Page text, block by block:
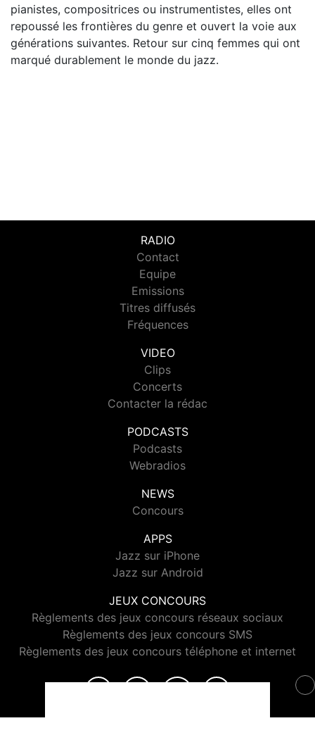
pianistes, compositrices ou instrumentistes, elles ont
repoussé les frontières du genre et ouvert la voie aux
générations suivantes. Retour sur cinq femmes qui ont
marqué durablement le monde du jazz.
RADIO
Contact
Equipe
Emissions
Titres diffusés
Fréquences
VIDEO
Clips
Concerts
Contacter la rédac
PODCASTS
Podcasts
Webradios
NEWS
Concours
APPS
Jazz sur iPhone
Jazz sur Android
JEUX CONCOURS
Règlements des jeux concours réseaux sociaux
Règlements des jeux concours SMS
Règlements des jeux concours téléphone et internet